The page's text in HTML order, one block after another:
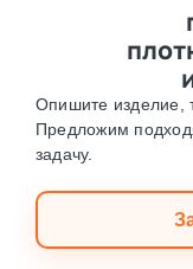
Опишите изделие,
Предложим
задачу.